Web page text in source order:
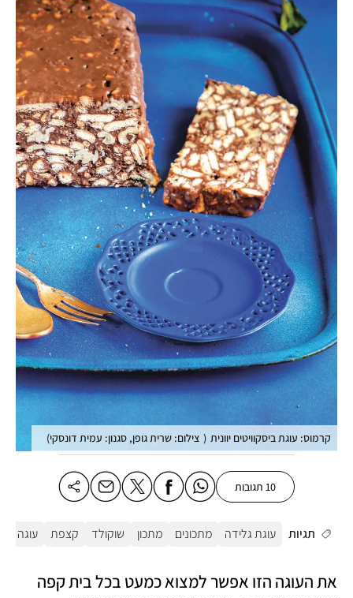
קרמוס: עוגת ביסקוויטים יוונית ( צילום: שרית גופן, סגנון: עמית דונסקי)
10 תגובות
תגיות עוגת גלידה מתכונים מתכון שוקולד קצפת עוגה